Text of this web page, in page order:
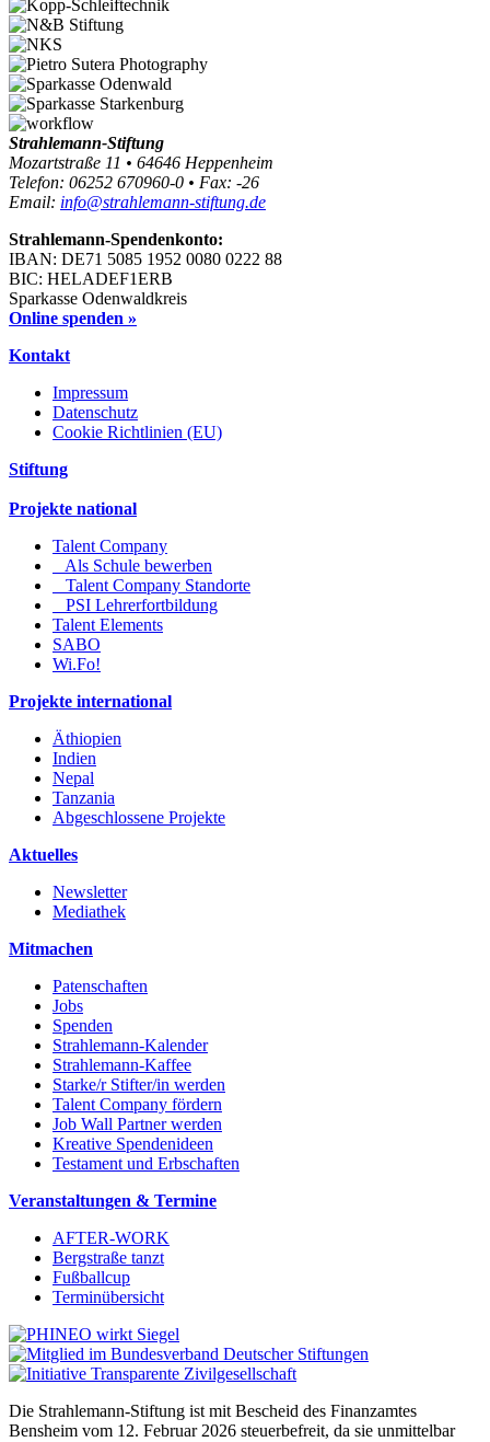
Strahlemann-Stiftung
Mozartstraße 11 • 64646 Heppenheim
Telefon: 06252 670960-0 • Fax: -26
Email: info@strahlemann-stiftung.de
Strahlemann-Spendenkonto:
IBAN: DE71 5085 1952 0080 0222 88
BIC: HELADEF1ERB
Sparkasse Odenwaldkreis
Online spenden »
Kontakt
Impressum
Datenschutz
Cookie Richtlinien (EU)
Stiftung
Projekte national
Talent Company
Als Schule bewerben
Talent Company Standorte
PSI Lehrerfortbildung
Talent Elements
SABO
Wi.Fo!
Projekte international
Äthiopien
Indien
Nepal
Tanzania
Abgeschlossene Projekte
Aktuelles
Newsletter
Mediathek
Mitmachen
Patenschaften
Jobs
Spenden
Strahlemann-Kalender
Strahlemann-Kaffee
Starke/r Stifter/in werden
Talent Company fördern
Job Wall Partner werden
Kreative Spendenideen
Testament und Erbschaften
Veranstaltungen & Termine
AFTER-WORK
Bergstraße tanzt
Fußballcup
Terminübersicht
Die Strahlemann-Stiftung ist mit Bescheid des Finanzamtes
Bensheim vom 12. Februar 2026 steuerbefreit, da sie unmittelbar